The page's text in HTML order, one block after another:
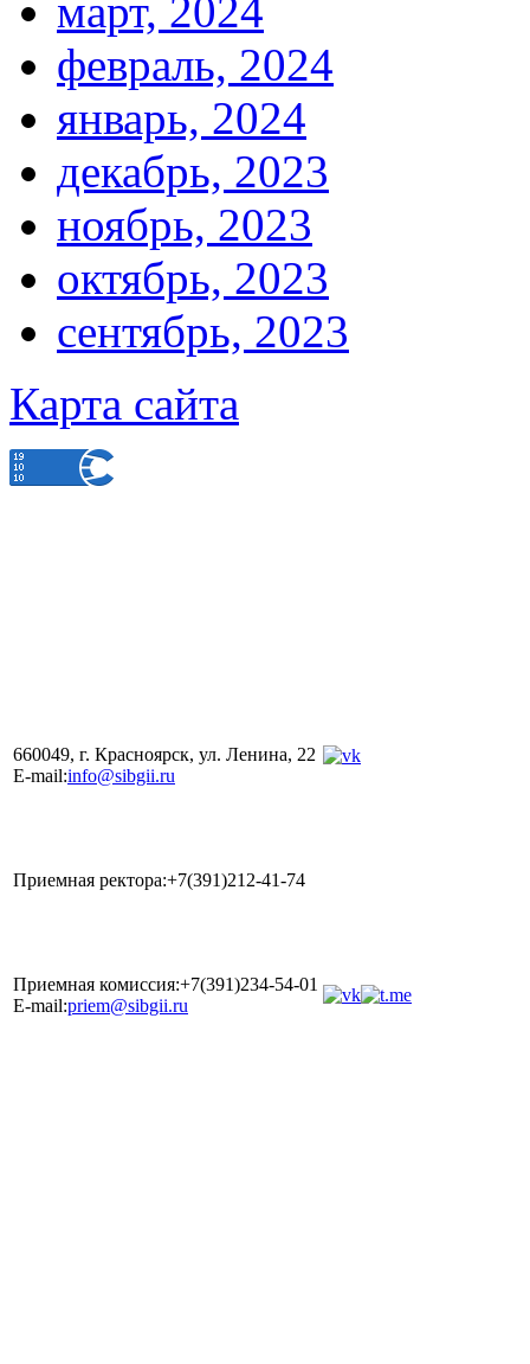
март, 2024
февраль, 2024
январь, 2024
декабрь, 2023
ноябрь, 2023
октябрь, 2023
сентябрь, 2023
Карта сайта
660049, г. Красноярск, ул. Ленина, 22
E-mail:info@sibgii.ru
Приемная ректора:+7(391)212-41-74
Приемная комиссия:+7(391)234-54-01
E-mail:priem@sibgii.ru